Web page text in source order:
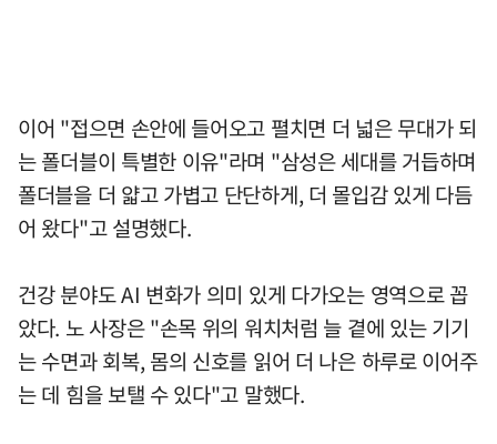
이어 "접으면 손안에 들어오고 펼치면 더 넓은 무대가 되
는 폴더블이 특별한 이유"라며 "삼성은 세대를 거듭하며
폴더블을 더 얇고 가볍고 단단하게, 더 몰입감 있게 다듬
어 왔다"고 설명했다.
건강 분야도 AI 변화가 의미 있게 다가오는 영역으로 꼽
았다. 노 사장은 "손목 위의 워치처럼 늘 곁에 있는 기기
는 수면과 회복, 몸의 신호를 읽어 더 나은 하루로 이어주
는 데 힘을 보탤 수 있다"고 말했다.